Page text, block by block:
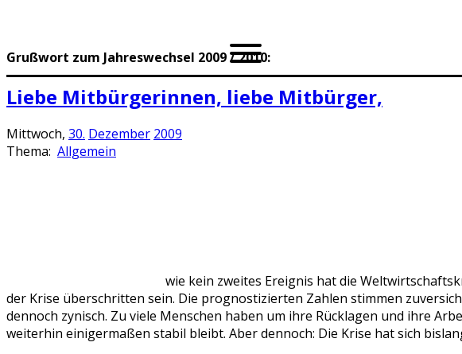
Grußwort zum Jahreswechsel 2009 / 2010:
Liebe Mitbürgerinnen, liebe Mitbürger,
Mittwoch, 30. Dezember 2009
Thema: Allgemein
wie kein zweites Ereignis hat die
der Krise überschritten sein. Die prognostizierten Zahlen stimmen
dennoch zynisch. Zu viele Menschen haben um ihre Rücklagen und ihre
weiterhin einigermaßen stabil bleibt. Aber dennoch: Die Krise hat sich